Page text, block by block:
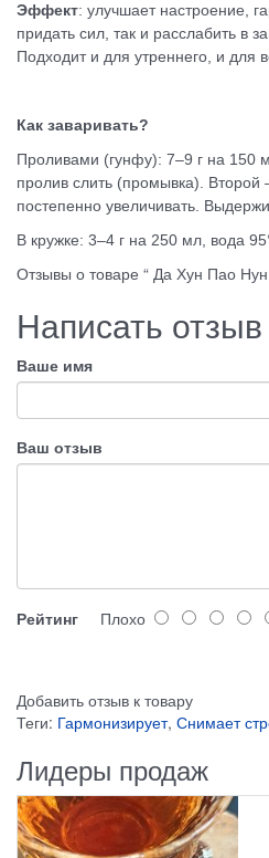
Эффект: улучшает настроение,
придать сил, так и расслабить в
Подходит и для утреннего, и для
Как заваривать?
Проливами (гунфу): 7–9 г на 150
пролив слить (промывка).
постепенно увеличивать.
В кружке: 3–4 г на 250 мл, вода
Отзывы о товаре “ Да Хун Пао
Написать отзыв
Ваше имя
Ваш отзыв
Рейтинг Плохо
Добавить отзыв к товару
Теги: Гармонизирует, Снимает
Лидеры продаж